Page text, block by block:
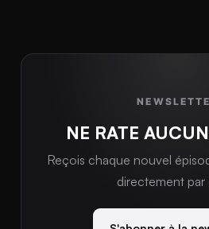
NE RATE
Reçois chaque nouvel
directement par